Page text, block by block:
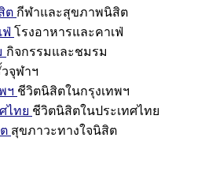
ต กีฬาและสุขภาพนิสิต
ฟ่ โรงอาหารและคาเฟ่
กิจกรรมและชมรม
จุฬาฯ
ฯ ชีวิตนิสิตในกรุงเทพฯ
ไทย ชีวิตนิสิตในประเทศไทย
สุขภาวะทางใจนิสิต